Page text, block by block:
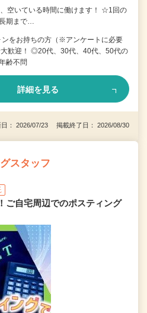
空いている時間に働けます！ ☆1回の
期まで…
をお持ちの方（※アンケートに必要
歓迎！ ◎20代、30代、40代、50代の
齢不問
詳細を見る
日： 2026/07/23 掲載終了日： 2026/08/30
スタッフ
ご自宅周辺でのポスティング